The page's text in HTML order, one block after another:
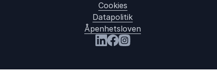
Cookies
Datapolitik
Åpenhetsloven